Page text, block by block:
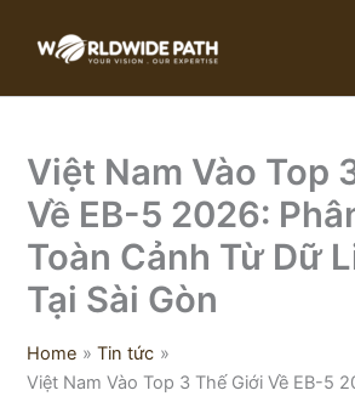
Việt Nam Vào Top
Về EB-5 2026:
Toàn Cảnh Từ Dữ
Tại Sài Gòn
Home
Tin tức
Việt Nam Vào Top 3 Thế Giới Về EB-5